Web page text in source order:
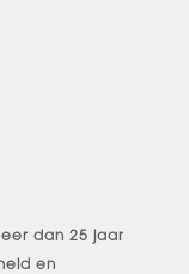
dan 25 jaar
en